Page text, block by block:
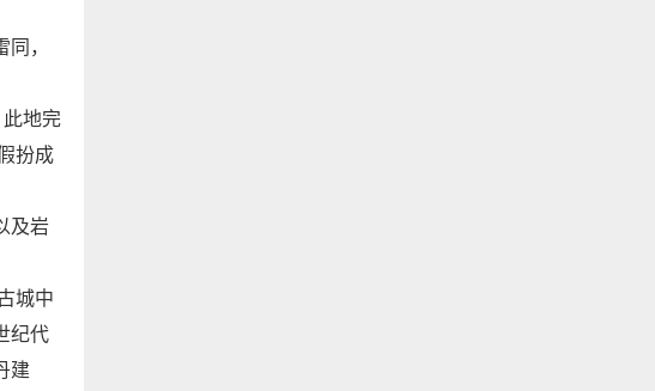
，
地完
扮成
及岩
城中
纪代
建